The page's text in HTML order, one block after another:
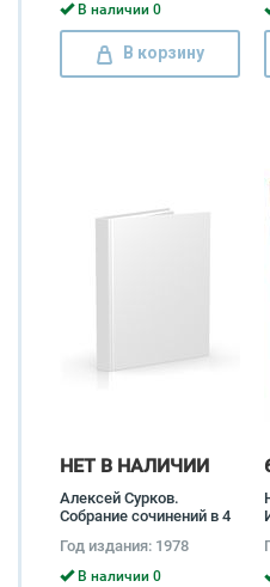
В наличии 0
В корзину
НЕТ В НАЛИЧИИ
Алексей Сурков.
Собрание сочинений в 4
Алексей Сурков
Год издания: 1978
В наличии 0